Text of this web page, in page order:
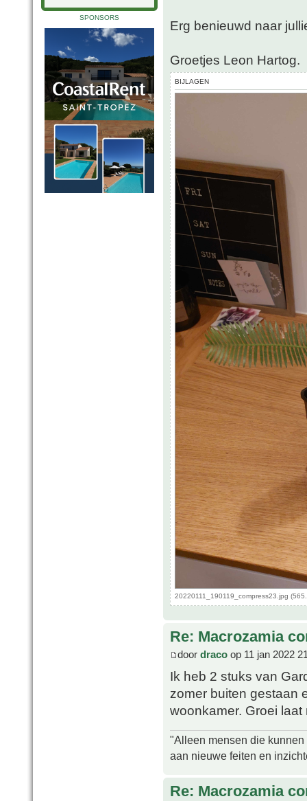
SPONSORS
Erg benieuwd naar
Groetjes Leon Hartog.
BIJLAGEN
20220111_190119_compress23.jpg
Re: Macrozamia
door draco op 11 jan 2022
Ik heb 2 stuks van
zomer buiten gestaan
woonkamer. Groei
"Alleen mensen die
aan nieuwe feiten en
Re: Macrozamia